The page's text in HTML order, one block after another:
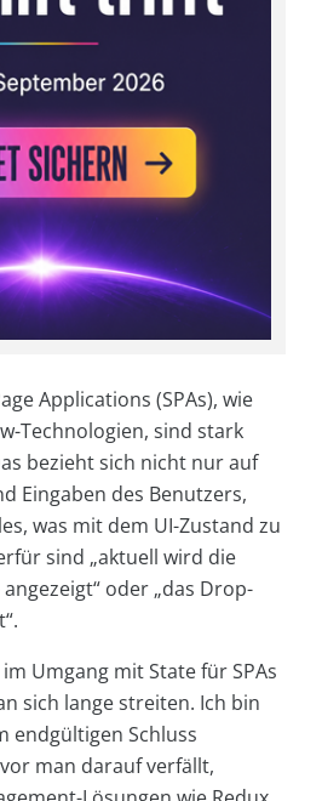
Applications (SPAs), wie
Technologien, sind stark
bezieht sich nicht nur auf
Eingaben des Benutzers,
was mit dem UI-Zustand zu
sind „aktuell wird die
oder „das Drop-
Umgang mit State für SPAs
sich lange streiten. Ich bin
endgültigen Schluss
man darauf verfällt,